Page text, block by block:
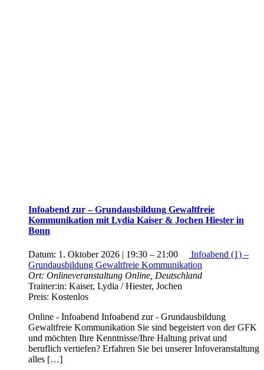
Infoabend zur – Grundausbildung Gewaltfreie
Kommunikation mit Lydia Kaiser & Jochen Hiester in
Bonn
Datum: 1. Oktober 2026 | 19:30 – 21:00
Infoabend (1) –
Grundausbildung Gewaltfreie Kommunikation
Ort: Onlineveranstaltung Online, Deutschland
Trainer:in: Kaiser, Lydia / Hiester, Jochen
Preis: Kostenlos
Online - Infoabend Infoabend zur - Grundausbildung
Gewaltfreie Kommunikation Sie sind begeistert von der GFK
und möchten Ihre Kenntnisse/Ihre Haltung privat und
beruflich vertiefen? Erfahren Sie bei unserer Infoveranstaltung
alles […]